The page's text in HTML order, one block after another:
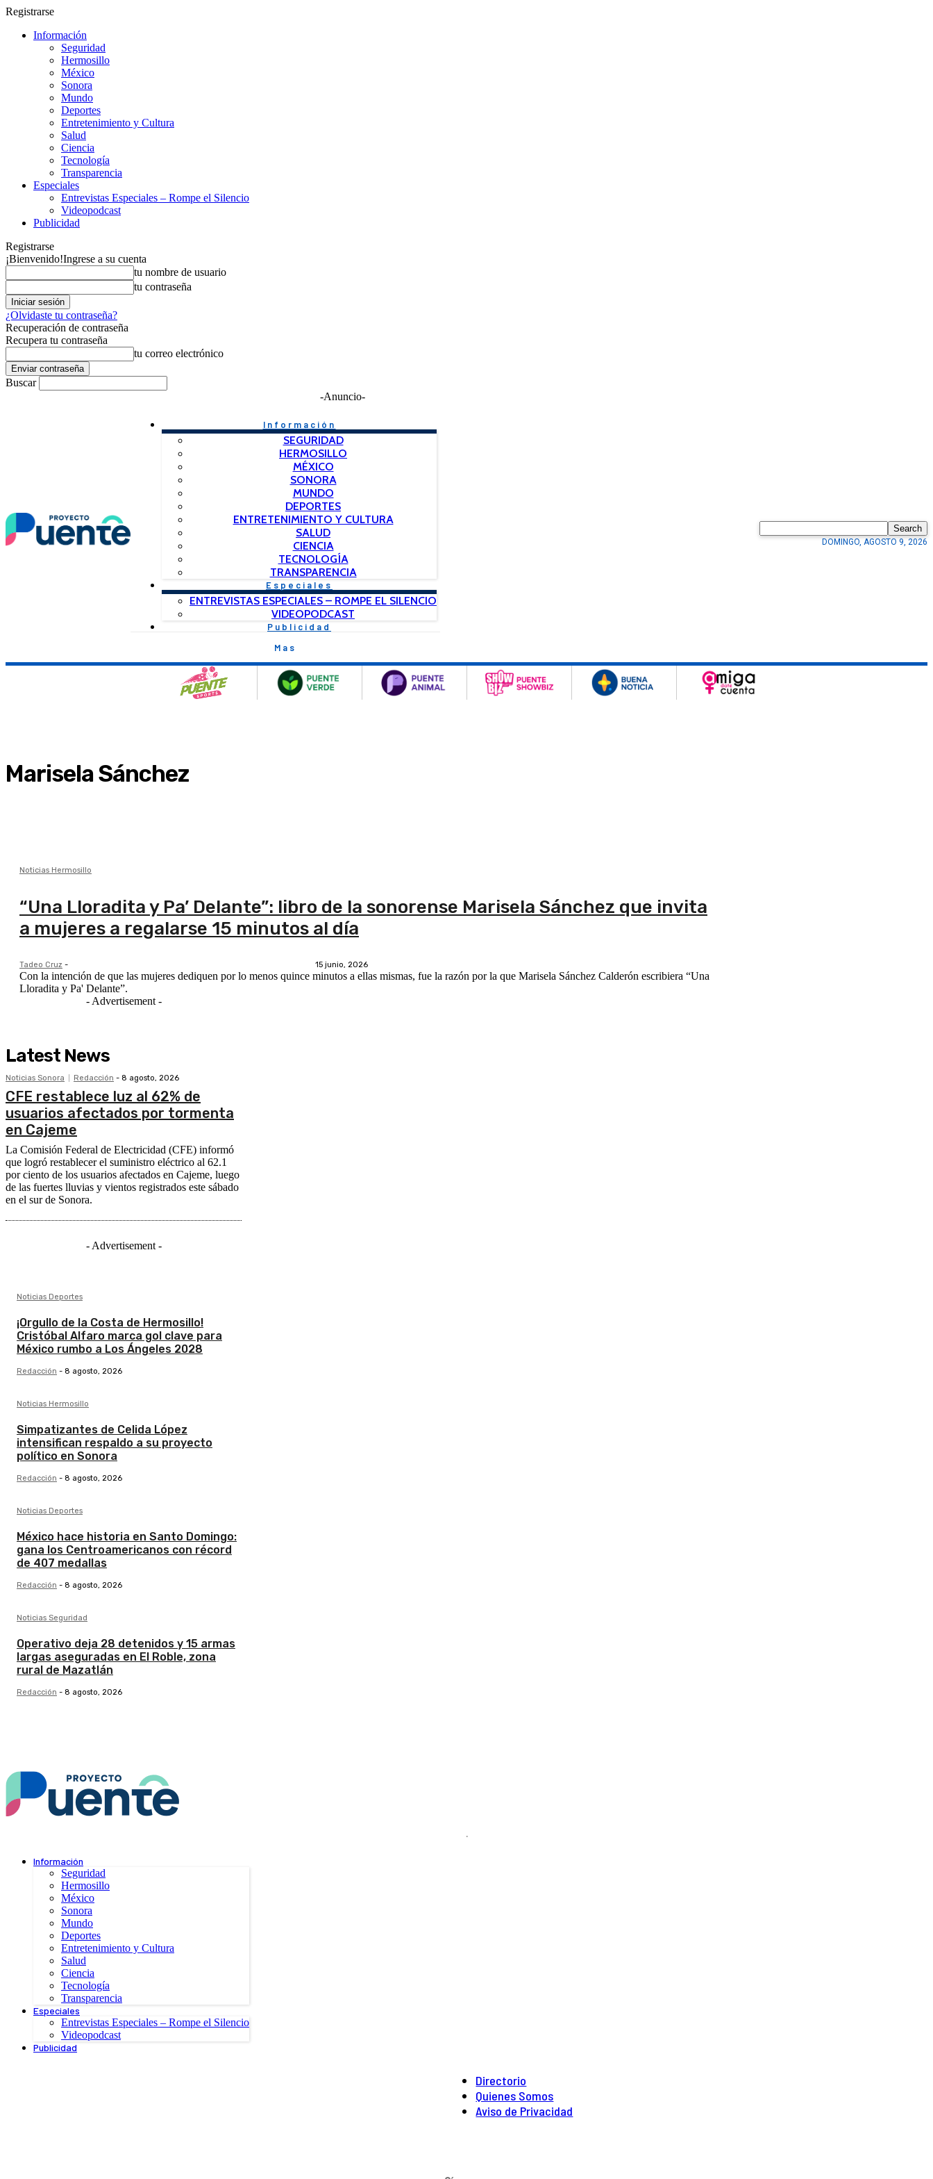
Registrarse
Información
Seguridad
Hermosillo
México
Sonora
Mundo
Deportes
Entretenimiento y Cultura
Salud
Ciencia
Tecnología
Transparencia
Especiales
Entrevistas Especiales – Rompe el Silencio
Videopodcast
Publicidad
Registrarse
¡Bienvenido!Ingrese a su cuenta
tu nombre de usuario
tu contraseña
¿Olvidaste tu contraseña?
Recuperación de contraseña
Recupera tu contraseña
tu correo electrónico
Buscar
-Anuncio-
Información
SEGURIDAD
HERMOSILLO
MÉXICO
SONORA
MUNDO
DEPORTES
ENTRETENIMIENTO Y CULTURA
SALUD
CIENCIA
TECNOLOGÍA
TRANSPARENCIA
Especiales
ENTREVISTAS ESPECIALES – ROMPE EL SILENCIO
VIDEOPODCAST
Publicidad
Mas
Search
DOMINGO, AGOSTO 9, 2026
Marisela Sánchez
Noticias Hermosillo
“Una Lloradita y Pa’ Delante”: libro de la sonorense Marisela Sánchez que invita
a mujeres a regalarse 15 minutos al día
Tadeo Cruz - 15 junio, 2026
Con la intención de que las mujeres dediquen por lo menos quince minutos a ellas mismas, fue la razón por la que Marisela Sánchez Calderón escribiera “Una
Lloradita y Pa' Delante”.
- Advertisement -
Latest News
Noticias Sonora Redacción - 8 agosto, 2026
CFE restablece luz al 62% de
usuarios afectados por tormenta
en Cajeme
La Comisión Federal de Electricidad (CFE) informó
que logró restablecer el suministro eléctrico al 62.1
por ciento de los usuarios afectados en Cajeme, luego
de las fuertes lluvias y vientos registrados este sábado
en el sur de Sonora.
- Advertisement -
Noticias Deportes
¡Orgullo de la Costa de Hermosillo!
Cristóbal Alfaro marca gol clave para
México rumbo a Los Ángeles 2028
Redacción - 8 agosto, 2026
Noticias Hermosillo
Simpatizantes de Celida López
intensifican respaldo a su proyecto
político en Sonora
Redacción - 8 agosto, 2026
Noticias Deportes
México hace historia en Santo Domingo:
gana los Centroamericanos con récord
de 407 medallas
Redacción - 8 agosto, 2026
Noticias Seguridad
Operativo deja 28 detenidos y 15 armas
largas aseguradas en El Roble, zona
rural de Mazatlán
Redacción - 8 agosto, 2026
.
Información
Seguridad
Hermosillo
México
Sonora
Mundo
Deportes
Entretenimiento y Cultura
Salud
Ciencia
Tecnología
Transparencia
Especiales
Entrevistas Especiales – Rompe el Silencio
Videopodcast
Publicidad
Directorio
Quienes Somos
Aviso de Privacidad